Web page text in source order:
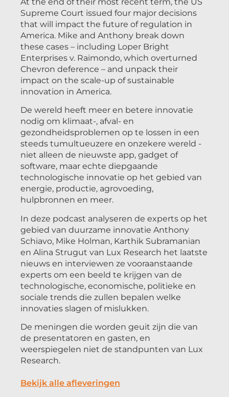
Supreme Court issued four major decisions
that will impact the future of regulation in
America. Mike and Anthony break down
these cases – including Loper Bright
Enterprises v. Raimondo, which overturned
Chevron deference – and unpack their
impact on the scale-up of sustainable
innovation in America.
De wereld heeft meer en betere innovatie
nodig om klimaat-, afval- en
gezondheidsproblemen op te lossen in een
steeds tumultueuzere en onzekere wereld -
niet alleen de nieuwste app, gadget of
software, maar echte diepgaande
technologische innovatie op het gebied van
energie, productie, agrovoeding,
hulpbronnen en meer.
In deze podcast analyseren de experts op het
gebied van duurzame innovatie Anthony
Schiavo, Mike Holman, Karthik Subramanian
en Alina Strugut van Lux Research het laatste
nieuws en interviewen ze vooraanstaande
experts om een beeld te krijgen van de
technologische, economische, politieke en
sociale trends die zullen bepalen welke
innovaties slagen of mislukken.
De meningen die worden geuit zijn die van
de presentatoren en gasten, en
weerspiegelen niet de standpunten van Lux
Research.
Bekijk alle afleveringen